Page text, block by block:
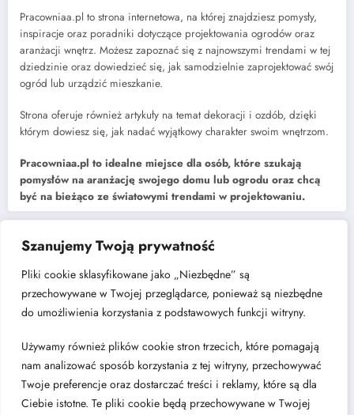
Szanujemy Twoją prywatność
Pliki cookie sklasyfikowane jako „Niezbędne” są
przechowywane w Twojej przeglądarce, ponieważ są niezbędne
do umożliwienia korzystania z podstawowych funkcji witryny.
Używamy również plików cookie stron trzecich, które pomagają
nam analizować sposób korzystania z tej witryny, przechowywać
Twoje preferencje oraz dostarczać treści i reklamy, które są dla
Ciebie istotne. Te pliki cookie będą przechowywane w Twojej
dziedzinie oraz dowiedzieć się, jak samodzielnie zaprojektować swój
ogród lub urządzić mieszkanie.
Strona oferuje również artykuły na temat dekoracji i ozdób, dzięki
którym dowiesz się, jak nadać wyjątkowy charakter swoim wnętrzom.
Pracowniaa.pl to idealne miejsce dla osób, które szukają
pomysłów na aranżację swojego domu lub ogrodu oraz chcą
Najnowsze
Jak dobrać rozdzielacz do instalacji centralnego ogrzewania?
Kuchnia w kształcie litery „L” – dlaczego to układ, który nigdy nie
wychodzi z mody?
Cichy luksus w architekturze wnętrz: poszukiwanie harmonii w świecie
nadmiaru bodźców
Modne wykończenia wnętrz – czy posadzki żywiczne to dobry
Jadalnia w salonie – jak wybrać stół i gdzie go ustawić?